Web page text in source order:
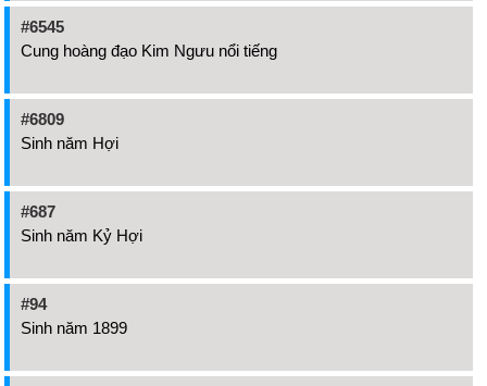
#6545
Cung hoàng đạo Kim Ngưu nổi tiếng
#6809
Sinh năm Hợi
#687
Sinh năm Kỷ Hợi
#94
Sinh năm 1899